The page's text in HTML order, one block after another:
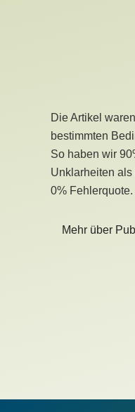
Die Artikel
bestimmten
So haben wir
Unklarheiten
0% Fehlerquote.
Mehr über